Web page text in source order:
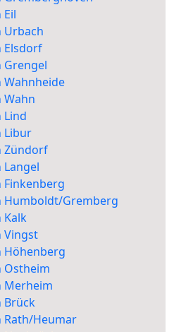
Urbach
Elsdorf
Grengel
Wahnheide
Wahn
Lind
Libur
Zündorf
Finkenberg
Humboldt/Gremberg
Kalk
Vingst
Höhenberg
Ostheim
Merheim
Brück
Rath/Heumar